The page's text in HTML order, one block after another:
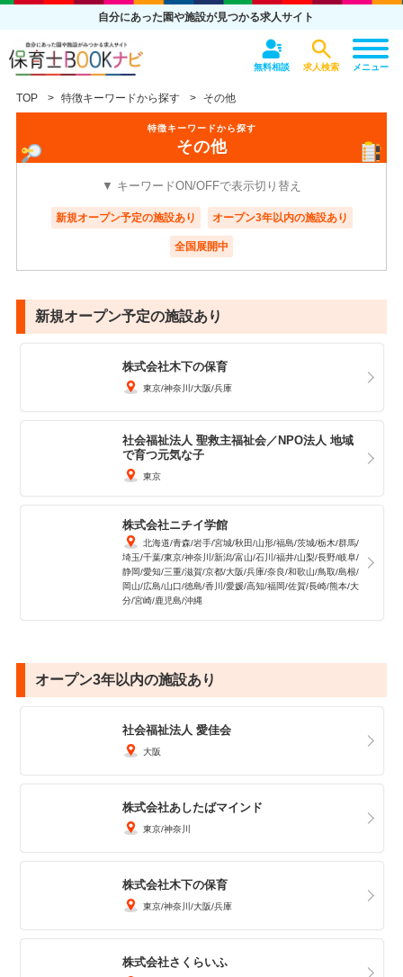
自分にあった園や施設が見つかる求人サイト
無料相談 求人検索 メニュー
TOP 特徴キーワードから探す その他
特徴キーワードから探す
その他
▼ キーワードON/OFFで表示切り替え
新規オープン予定の施設あり オープン3年以内の施設あり
全国展開中
新規オープン予定の施設あり
株式会社木下の保育
東京 神奈川 大阪 兵庫
社会福祉法人 聖救主福祉会／NPO法人 地域
で育つ元気な子
東京
株式会社ニチイ学館
北海道 青森 岩手 宮城 秋田 山形 福島 茨城 栃木 群馬
埼玉 千葉 東京 神奈川 新潟 富山 石川 福井 山梨 長野 岐阜
静岡 愛知 三重 滋賀 京都 大阪 兵庫 奈良 和歌山 鳥取 島根
岡山 広島 山口 徳島 香川 愛媛 高知 福岡 佐賀 長崎 熊本 大
分 宮崎 鹿児島 沖縄
オープン3年以内の施設あり
社会福祉法人 愛佳会
大阪
株式会社あしたばマインド
東京 神奈川
株式会社木下の保育
東京 神奈川 大阪 兵庫
株式会社さくらいふ